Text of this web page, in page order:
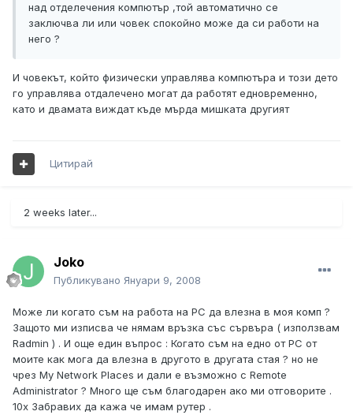
над отделечения компютър ,той автоматично се
заключва ли или човек спокойно може да си работи на
него ?
И човекът, който физически управлява компютъра и този дето
го управлява отдалечено могат да работят едновременно,
като и двамата виждат къде мърда мишката другият
Цитирай
2 weeks later...
Joko
Публикувано Януари 9, 2008
Може ли когато съм на работа на РС да влезна в моя комп ?
Защото ми изписва че нямам връзка със сървъра ( използвам
Radmin ) . И още един въпрос : Когато съм на едно от РС от
моите как мога да влезна в другото в дpугата стая ? но не
чрез My Network Places и дали е възможно с Remote
Administrator ? Много ще съм благодарен ако ми отговорите .
10х Забравих да кажа че имам рутер .